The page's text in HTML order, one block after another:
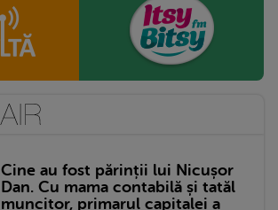
Cine au fost părinții lui Nicușor
Dan. Cu mama contabilă și tatăl
muncitor, primarul capitalei a